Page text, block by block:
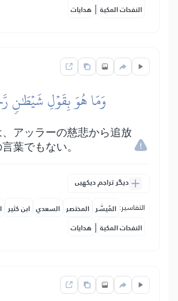
النفحات المكية | هدايات
وَمَا هُوَ بِقَوۡلِ شَيۡطَٰنٖ
アッラーの慈悲から追放
葉でもない。
دیگر تراجم دیکھیں
التفاسير: المُيسَّر المختصر السعدي ابن كثير
النفحات المكية | هدايات